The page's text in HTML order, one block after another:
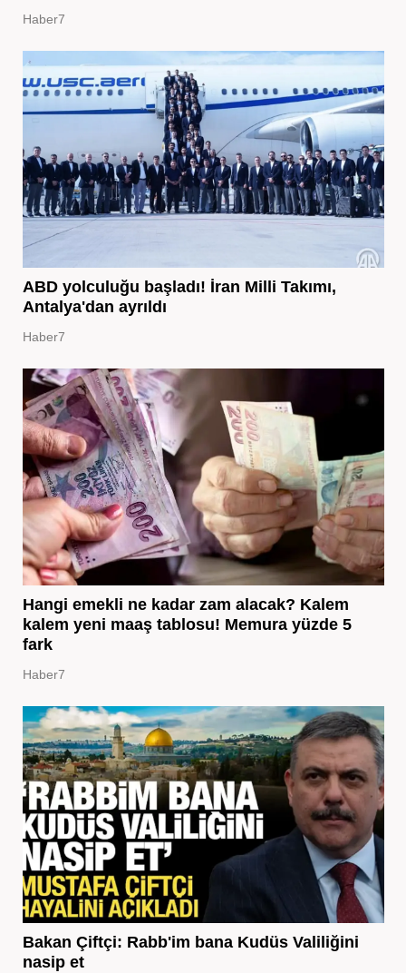
Haber7
ABD yolculuğu başladı! İran Milli Takımı,
Antalya'dan ayrıldı
Haber7
Hangi emekli ne kadar zam alacak? Kalem
kalem yeni maaş tablosu! Memura yüzde 5
fark
Haber7
Bakan Çiftçi: Rabb'im bana Kudüs Valiliğini
nasip et